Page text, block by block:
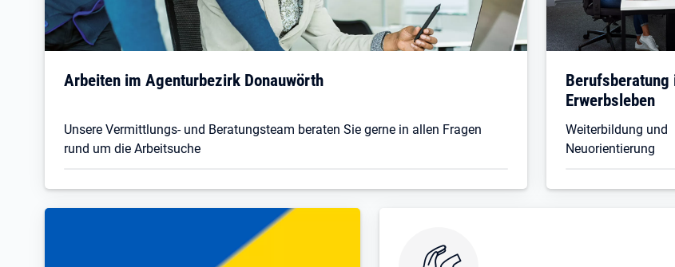
Arbeiten im Agenturbezirk Donauwörth
Unsere Vermittlungs- und Beratungsteam beraten Sie gerne in allen Fragen
rund um die Arbeitsuche
Berufsberatung
Erwerbsleben
Weiterbildung und
Neuorientierung